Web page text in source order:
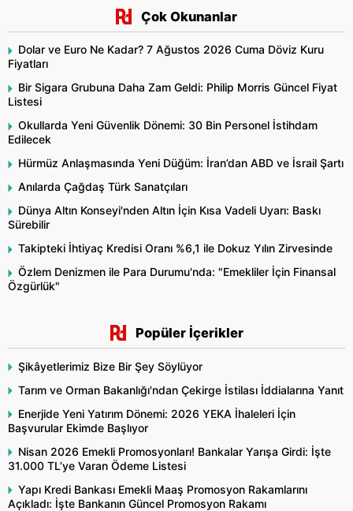
Çok Okunanlar
Dolar ve Euro Ne Kadar? 7 Ağustos 2026 Cuma Döviz Kuru
Fiyatları
Bir Sigara Grubuna Daha Zam Geldi: Philip Morris Güncel Fiyat
Listesi
Okullarda Yeni Güvenlik Dönemi: 30 Bin Personel İstihdam
Edilecek
Hürmüz Anlaşmasında Yeni Düğüm: İran’dan ABD ve İsrail Şartı
Anılarda Çağdaş Türk Sanatçıları
Dünya Altın Konseyi'nden Altın İçin Kısa Vadeli Uyarı: Baskı
Sürebilir
Takipteki İhtiyaç Kredisi Oranı %6,1 ile Dokuz Yılın Zirvesinde
Özlem Denizmen ile Para Durumu'nda: "Emekliler İçin Finansal
Özgürlük"
Popüler İçerikler
Şikâyetlerimiz Bize Bir Şey Söylüyor
Tarım ve Orman Bakanlığı'ndan Çekirge İstilası İddialarına Yanıt
Enerjide Yeni Yatırım Dönemi: 2026 YEKA İhaleleri İçin
Başvurular Ekimde Başlıyor
Nisan 2026 Emekli Promosyonları! Bankalar Yarışa Girdi: İşte
31.000 TL’ye Varan Ödeme Listesi
Yapı Kredi Bankası Emekli Maaş Promosyon Rakamlarını
Açıkladı: İşte Bankanın Güncel Promosyon Rakamı